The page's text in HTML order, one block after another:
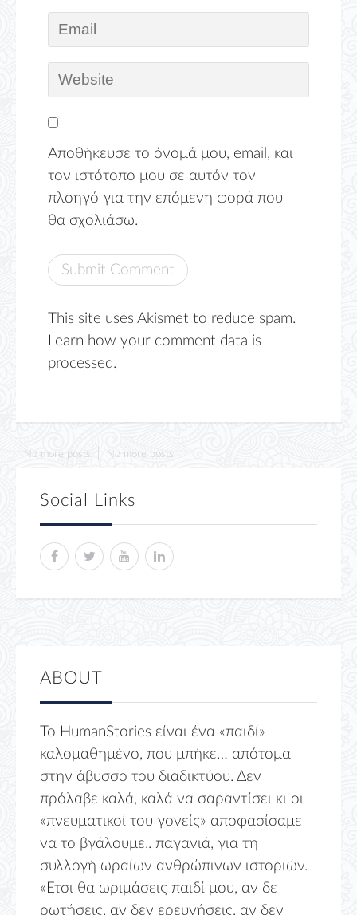
Αποθήκευσε το όνομά μου, email, και
τον ιστότοπο μου σε αυτόν τον
πλοηγό για την επόμενη φορά που
θα σχολιάσω.
This site uses Akismet to reduce spam.
Learn how your comment data is
processed.
No more posts No more posts
Social Links
ABOUT
Το HumanStories είναι ένα «παιδί»
καλομαθημένο, που μπήκε… απότομα
στην άβυσσο του διαδικτύου. Δεν
πρόλαβε καλά, καλά να σαραντίσει κι οι
«πνευματικοί του γονείς» αποφασίσαμε
να το βγάλουμε.. παγανιά, για τη
συλλογή ωραίων ανθρώπινων ιστοριών.
«Ετσι θα ωριμάσεις παιδί μου, αν δε
ρωτήσεις, αν δεν ερευνήσεις, αν δεν